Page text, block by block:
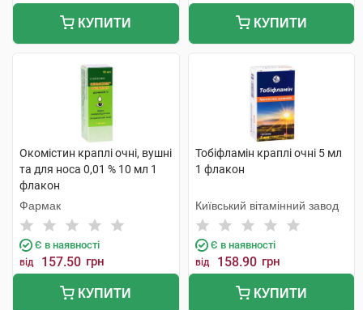
КУПИТИ КУПИТИ
Окомістин краплі очні, вушні
та для носа 0,01 % 10 мл 1
флакон
Фармак
Є в наявності
від 157.50 грн
КУПИТИ
Тобіфламін краплі очні 5 мл
1 флакон
Київський вітамінний завод
Є в наявності
від 158.90 грн
КУПИТИ